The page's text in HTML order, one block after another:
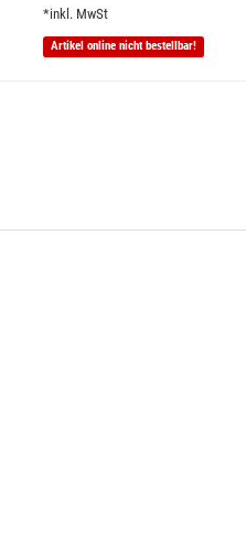
*inkl. MwSt
Artikel online nicht bestellbar!